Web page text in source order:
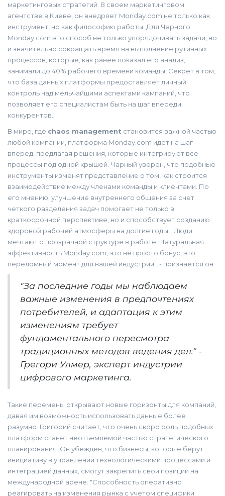
маркетинговых стратегий. В своем маркетинговом
агентстве в Киеве, он внедряет Monday.com не только как
инструмент, но как философию работы. Для Чарного
Monday.com это способ не только упорядочивать задачи, но
и значительно сокращать время на выполнение рутинных
процессов, которые, как ранее показал его анализ,
занимали до 40% рабочего времени команды. Секрет в том,
что база данных платформы предоставляет личный
контроль над мельчайшими аспектами кампаний, что
позволяет его специалистам быть на шаг впереди
конкурентов.
В мире, где chaos management становится важной частью
любой компании, платформа Monday.com идет на шаг
вперед, предлагая решения, которые интегрируют все
процессы под одной крышей. Чарный уверен, что подобные
инструменты изменят представление о том, как строится
взаимодействие между членами команды и клиентами. По
его мнению, улучшение внутреннего общения за счет
четкого разделения задач помогает не только в
краткосрочной перспективе, но и способствует созданию
здоровой рабочей атмосферы на долгие годы. "Люди
мечтают о прозрачной структуре в работе. Натуральная
эффективность Monday.com, это не просто бонус, это
переломный момент для нашей индустрии", - признается он.
"За последние годы мы наблюдаем
важные изменения в предпочтениях
потребителей, и адаптация к этим
изменениям требует
фундаментального пересмотра
традиционных методов ведения дел." -
Грегори Улмер, эксперт индустрии
цифрового маркетинга.
Такие перемены открывают новые горизонты для компаний,
давая им возможность использовать данные более
разумно. Григорий считает, что очень скоро роль подобных
платформ станет неотъемлемой частью стратегического
планирования. Он убежден, что бизнесы, которые берут
инициативу в управлении технологическими процессами и
интеграцией данных, смогут закрепить свои позиции на
международной арене. "Способность оперативно
реагировать на изменения рынка с учетом специфики